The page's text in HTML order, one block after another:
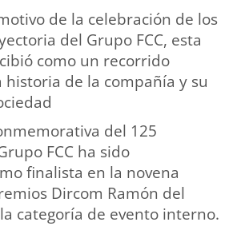
de la celebración de los
del Grupo FCC, esta
como un recorrido
de la compañía y su
del 125
FCC ha sido
finalista en la novena
Dircom Ramón del
categoría de evento interno.